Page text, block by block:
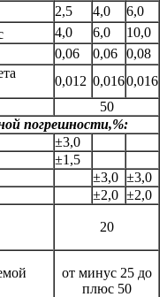
2,5 4,0
6,0
4,0 6,0
10,0
0,06 0,06 0,08
0,012 0,0160,016
50
погрешности,%:
±3,0
±1,5
±3,0 ±3,0
±2,0 ±2,0
20
от минус 25 до
плюс 50